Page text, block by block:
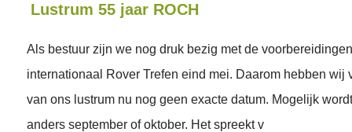
Lustrum 55 jaar ROCH
Als bestuur zijn we nog druk bezig met de
internationaal Rover Trefen eind mei. Daarom hebben wij
van ons lustrum nu nog geen exacte datum. Mogelijk
anders september of oktober. Het spreekt v